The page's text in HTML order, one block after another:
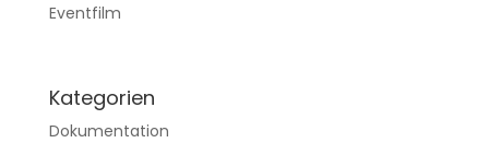
Eventfilm
Kategorien
Dokumentation